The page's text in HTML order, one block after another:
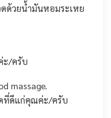
ด้วยน้ำมันหอมระเหย
ะ/ครับ
massage.
ที่ดีแก่คุณค่ะ/ครับ